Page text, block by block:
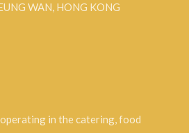
WAN, HONG KONG
in the catering, food